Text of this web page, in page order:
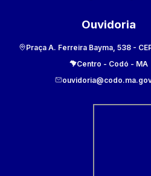
Ouvidoria
Praça A. Ferreira Bayma, 538 -
Centro - Codó - MA